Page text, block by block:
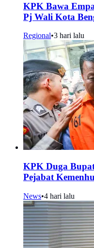
KPK Bawa
Pj Wali Kota
Regional•3 hari lalu
KPK Duga
Pejabat
News•4 hari lalu